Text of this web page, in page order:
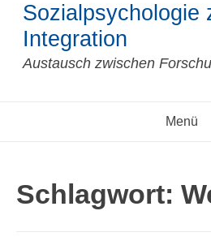
Sozialpsychologie
Integration
Austausch zwischen
Menü
Schlagwort: